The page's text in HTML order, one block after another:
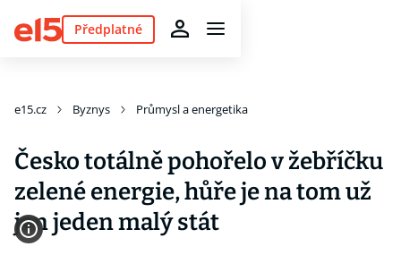
Předplatné
e15.cz Byznys Průmysl a energetika
Česko totálně pohořelo v žebříčku
zelené energie, hůře je na tom už
jen jeden malý stát